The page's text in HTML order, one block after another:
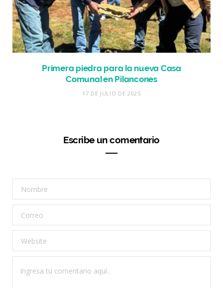
Primera piedra para la nueva Casa
Comunal en Pilancones
17 DE JULIO DE 2025
Escribe un comentario